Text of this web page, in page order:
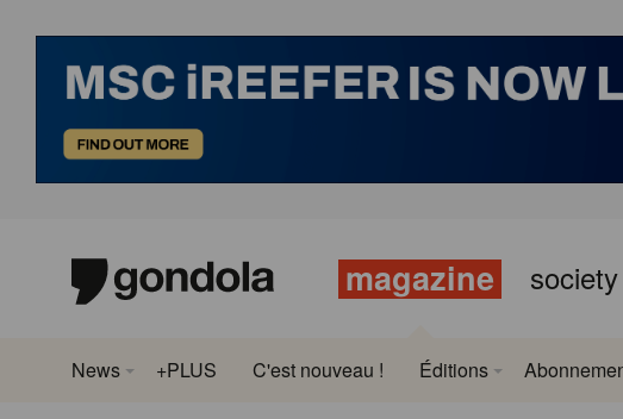
magazine society
News +PLUS C'est nouveau ! Éditions